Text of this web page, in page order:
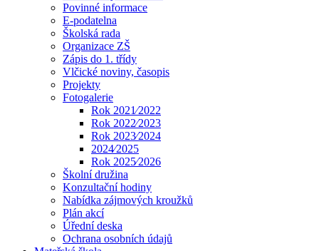
Povinné informace
E-podatelna
Školská rada
Organizace ZŠ
Zápis do 1. třídy
Vlčické noviny, časopis
Projekty
Fotogalerie
Rok 2021⁄2022
Rok 2022⁄2023
Rok 2023⁄2024
2024⁄2025
Rok 2025⁄2026
Školní družina
Konzultační hodiny
Nabídka zájmových kroužků
Plán akcí
Úřední deska
Ochrana osobních údajů